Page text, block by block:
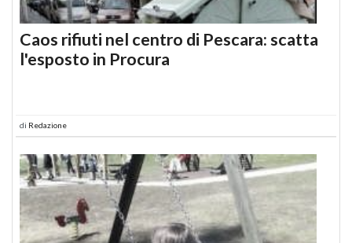
Caos rifiuti nel centro di Pescara: scatta
l'esposto in Procura
di Redazione